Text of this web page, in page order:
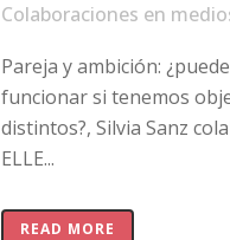
Colaboraciones en
Pareja y ambición: ¿puede
funcionar si tenemos
distintos?, Silvia Sanz
ELLE...
READ MORE